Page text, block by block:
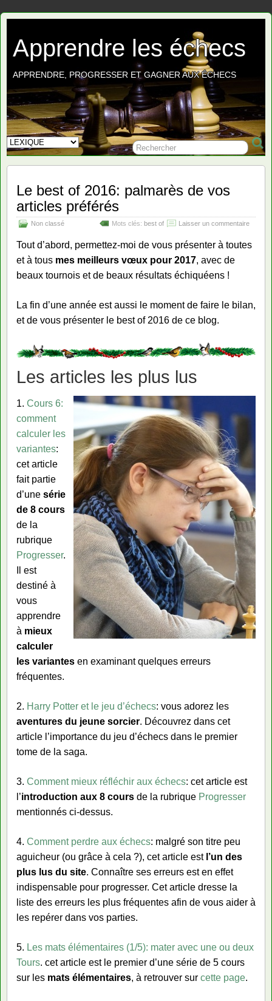
Apprendre les échecs
APPRENDRE, PROGRESSER ET GAGNER AUX ÉCHECS
Le best of 2016: palmarès de vos
articles préférés
Non classé Laisser un commentaire
Mots clés: best of
Tout d’abord, permettez-moi de vous présenter à toutes
et à tous mes meilleurs vœux pour 2017, avec de
beaux tournois et de beaux résultats échiquéens !
La fin d’une année est aussi le moment de faire le bilan,
et de vous présenter le best of 2016 de ce blog.
Les articles les plus lus
1. Cours 6:
comment
calculer les
variantes:
cet article
fait partie
d’une série
de 8 cours
de la
rubrique
Progresser.
Il est
destiné à
vous
apprendre
à mieux
calculer
les variantes en examinant quelques erreurs
fréquentes.
2. Harry Potter et le jeu d’échecs: vous adorez les
aventures du jeune sorcier. Découvrez dans cet
article l’importance du jeu d’échecs dans le premier
tome de la saga.
3. Comment mieux réfléchir aux échecs: cet article est
l’introduction aux 8 cours de la rubrique Progresser
mentionnés ci-dessus.
4. Comment perdre aux échecs: malgré son titre peu
aguicheur (ou grâce à cela ?), cet article estl’un des
plus lus du site. Connaître ses erreurs est en effet
indispensable pour progresser. Cet article dresse la
liste des erreurs les plus fréquentes afin de vous aider à
les repérer dans vos parties.
5. Les mats élémentaires (1/5): mater avec une ou deux
Tours. cet article est le premier d’une série de 5 cours
sur les mats élémentaires, à retrouver sur cette page.